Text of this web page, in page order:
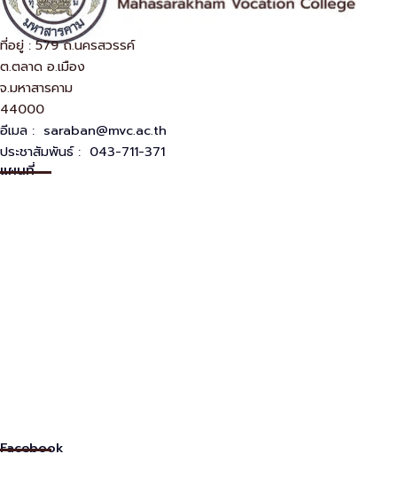
ที่อยู่ : 579 ถ.นครสวรรค์
ต.ตลาด อ.เมือง
จ.มหาสารคาม
44000
อีเมล : saraban@mvc.ac.th
ประชาสัมพันธ์ : 043-711-371
แผนที่
Facebook